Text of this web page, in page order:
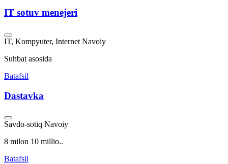
IT sotuv menejeri
IT, Kompyuter, Internet Navoiy
Suhbat asosida
Batafsil
Dastavka
Savdo-sotiq Navoiy
8 milon 10 millio..
Batafsil